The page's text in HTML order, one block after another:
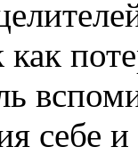
как
себе